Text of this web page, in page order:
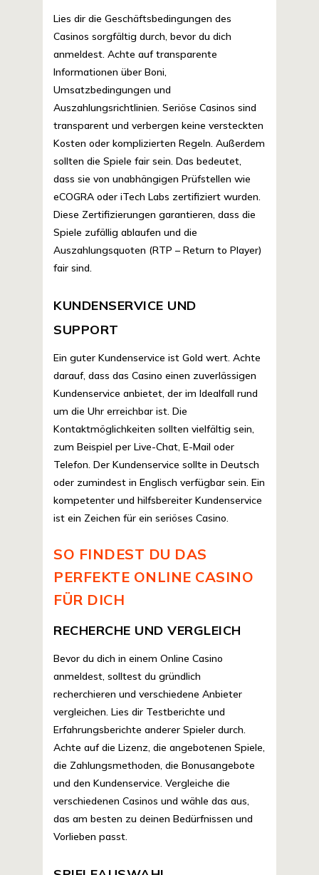
Lies dir die Geschäftsbedingungen des
Casinos sorgfältig durch, bevor du dich
anmeldest. Achte auf transparente
Informationen über Boni,
Umsatzbedingungen und
Auszahlungsrichtlinien. Seriöse Casinos sind
transparent und verbergen keine versteckten
Kosten oder komplizierten Regeln. Außerdem
sollten die Spiele fair sein. Das bedeutet,
dass sie von unabhängigen Prüfstellen wie
eCOGRA oder iTech Labs zertifiziert wurden.
Diese Zertifizierungen garantieren, dass die
Spiele zufällig ablaufen und die
Auszahlungsquoten (RTP – Return to Player)
fair sind.
KUNDENSERVICE UND
SUPPORT
Ein guter Kundenservice ist Gold wert. Achte
darauf, dass das Casino einen zuverlässigen
Kundenservice anbietet, der im Idealfall rund
um die Uhr erreichbar ist. Die
Kontaktmöglichkeiten sollten vielfältig sein,
zum Beispiel per Live-Chat, E-Mail oder
Telefon. Der Kundenservice sollte in Deutsch
oder zumindest in Englisch verfügbar sein. Ein
kompetenter und hilfsbereiter Kundenservice
ist ein Zeichen für ein seriöses Casino.
SO FINDEST DU DAS
PERFEKTE ONLINE CASINO
FÜR DICH
RECHERCHE UND VERGLEICH
Bevor du dich in einem Online Casino
anmeldest, solltest du gründlich
recherchieren und verschiedene Anbieter
vergleichen. Lies dir Testberichte und
Erfahrungsberichte anderer Spieler durch.
Achte auf die Lizenz, die angebotenen Spiele,
die Zahlungsmethoden, die Bonusangebote
und den Kundenservice. Vergleiche die
verschiedenen Casinos und wähle das aus,
das am besten zu deinen Bedürfnissen und
Vorlieben passt.